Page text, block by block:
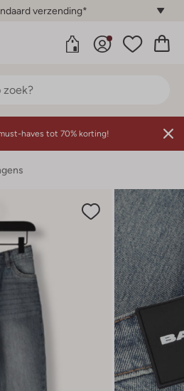
verzending*
haves tot 70% korting!